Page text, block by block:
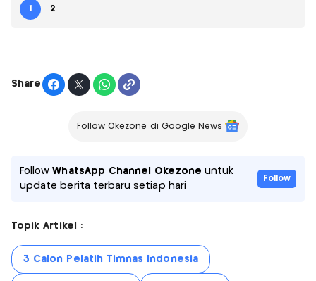
1 2
Share
Follow Okezone di Google News
FollowWhatsApp Channel Okezone untuk
update berita terbaru setiap hari
Follow
Topik Artikel :
3 Calon Pelatih Timnas Indonesia